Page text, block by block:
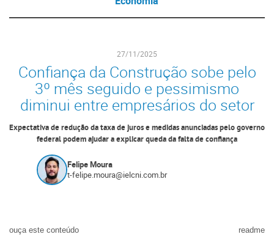
27/11/2025
Confiança da Construção sobe pelo
3º mês seguido e pessimismo
diminui entre empresários do setor
Expectativa de redução da taxa de juros e medidas anunciadas pelo governo
federal podem ajudar a explicar queda da falta de confiança
Felipe Moura
t-felipe.moura@ielcni.com.br
ouça este conteúdo readme